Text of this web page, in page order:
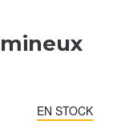
EN STOCK